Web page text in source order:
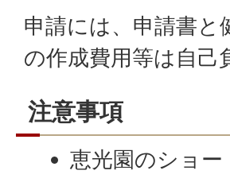
申請には、申請書と
の作成費用等は自己
注意事項
恵光園のショ